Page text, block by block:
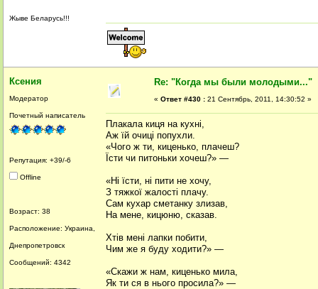
Жыве Беларусь!!!
Ксения
Модератор
Почетный написатель
Репутация: +39/-6
Offline
Возраст: 38
Расположение: Украина,
Днепропетровск
Сообщений: 4342
Re: "Когда мы были молодыми..."
« Ответ #430 : 21 Сентябрь, 2011, 14:30:52 »
Плакала киця на кухні,
Аж їй очиці попухли.
«Чого ж ти, киценько, плачеш?
Їсти чи питоньки хочеш?» —
«Ні їсти, ні пити не хочу,
З тяжкої жалості плачу.
Сам кухар сметанку злизав,
На мене, кицюню, сказав.
Хтів мені лапки побити,
Чим же я буду ходити?» —
«Скажи ж нам, киценько мила,
Як ти ся в нього просила?» —